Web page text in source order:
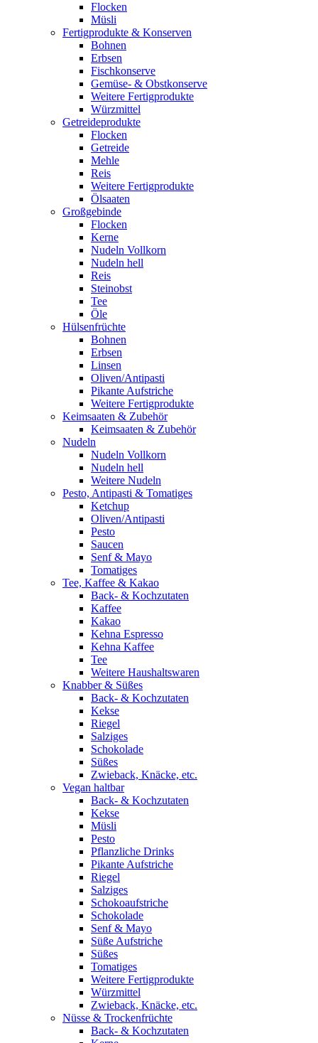
Flocken
Müsli
Fertigprodukte & Konserven
Bohnen
Erbsen
Fischkonserve
Gemüse- & Obstkonserve
Weitere Fertigprodukte
Würzmittel
Getreideprodukte
Flocken
Getreide
Mehle
Reis
Weitere Fertigprodukte
Ölsaaten
Großgebinde
Flocken
Kerne
Nudeln Vollkorn
Nudeln hell
Reis
Steinobst
Tee
Öle
Hülsenfrüchte
Bohnen
Erbsen
Linsen
Oliven/Antipasti
Pikante Aufstriche
Weitere Fertigprodukte
Keimsaaten & Zubehör
Keimsaaten & Zubehör
Nudeln
Nudeln Vollkorn
Nudeln hell
Weitere Nudeln
Pesto, Antipasti & Tomatiges
Ketchup
Oliven/Antipasti
Pesto
Saucen
Senf & Mayo
Tomatiges
Tee, Kaffee & Kakao
Back- & Kochzutaten
Kaffee
Kakao
Kehna Espresso
Kehna Kaffee
Tee
Weitere Haushaltswaren
Knabber & Süßes
Back- & Kochzutaten
Kekse
Riegel
Salziges
Schokolade
Süßes
Zwieback, Knäcke, etc.
Vegan haltbar
Back- & Kochzutaten
Kekse
Müsli
Pesto
Pflanzliche Drinks
Pikante Aufstriche
Riegel
Salziges
Schokoaufstriche
Schokolade
Senf & Mayo
Süße Aufstriche
Süßes
Tomatiges
Weitere Fertigprodukte
Würzmittel
Zwieback, Knäcke, etc.
Nüsse & Trockenfrüchte
Back- & Kochzutaten